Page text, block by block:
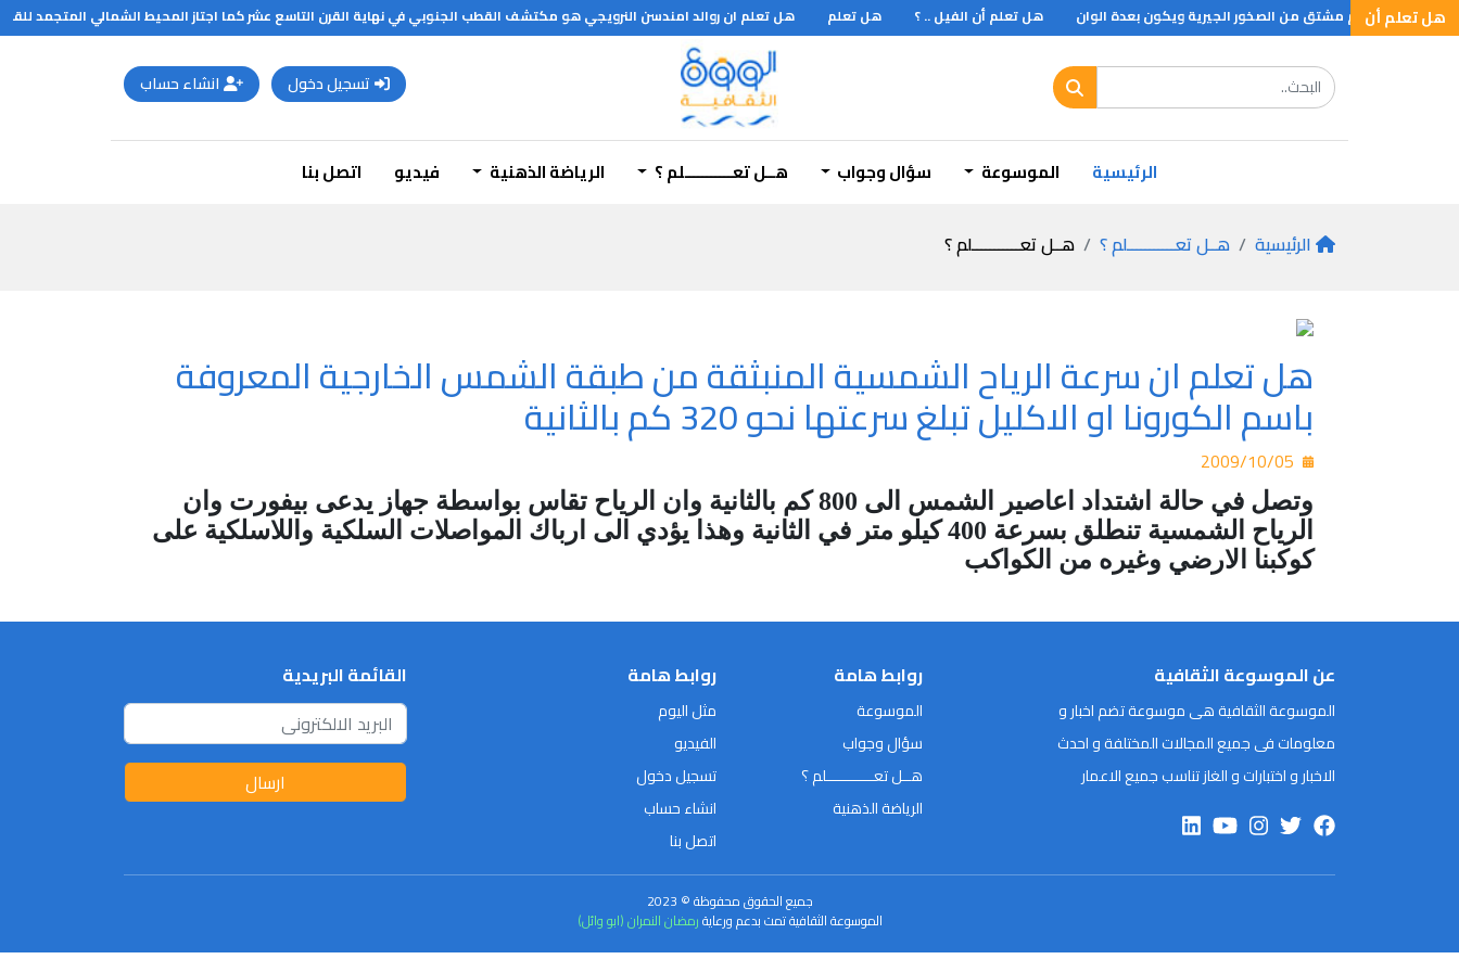
هل تعلم أن
تعلم ان الرخام مشتق من الصخور الجيرية ويكون بعدة الوان هل تعلم أن الفيل .. ؟ هل تعلم
هل تعلم ان روالد امندسن النرويجي هو مكتشف القطب الجنوبي في نهاية القرن التاسع عشر كما اجتاز المحيط الشمالي المتجمد للقطب
تسجيل دخول انشاء حساب
الرئيسية الموسوعة سؤال وجواب هــل تعـــــــــــلم ؟ الرياضة الذهنية فيديو اتصل بنا
الرئيسية هــل تعـــــــــــلم ؟ هــل تعـــــــــــلم ؟
هل تعلم ان سرعة الرياح الشمسية المنبثقة من طبقة الشمس الخارجية المعروفة
باسم الكورونا او الاكليل تبلغ سرعتها نحو 320 كم بالثانية
وتصل في حالة اشتداد اعاصير الشمس الى 800 كم بالثانية وان الرياح تقاس بواسطة جهاز يدعى بيفورت وان
الرياح الشمسية تنطلق بسرعة 400 كيلو متر في الثانية وهذا يؤدي الى ارباك المواصلات السلكية واللاسلكية على
كوكبنا الارضي وغيره من الكواكب
عن الموسوعة الثقافية
الموسوعة الثقافية هى موسوعة تضم اخبار و
معلومات فى جميع المجالات المختلفة و احدث
الاخبار و اختبارات و الغاز تناسب جميع الاعمار
روابط هامة
الموسوعة
سؤال وجواب
هــل تعـــــــــــلم ؟
الرياضة الذهنية
روابط هامة
مثل اليوم
الفيديو
تسجيل دخول
انشاء حساب
اتصل بنا
القائمة البريدية
ارسال
جميع الحقوق محفوظة © 2023
الموسوعة الثقافية تمت بدعم ورعايةرمضان النمران (ابو وائل)